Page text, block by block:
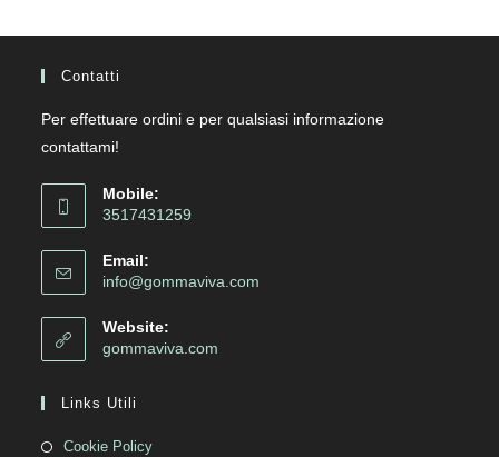
Contatti
Per effettuare ordini e per qualsiasi informazione
contattami!
Mobile:
3517431259
Email:
info@gommaviva.com
Website:
gommaviva.com
Links Utili
Cookie Policy